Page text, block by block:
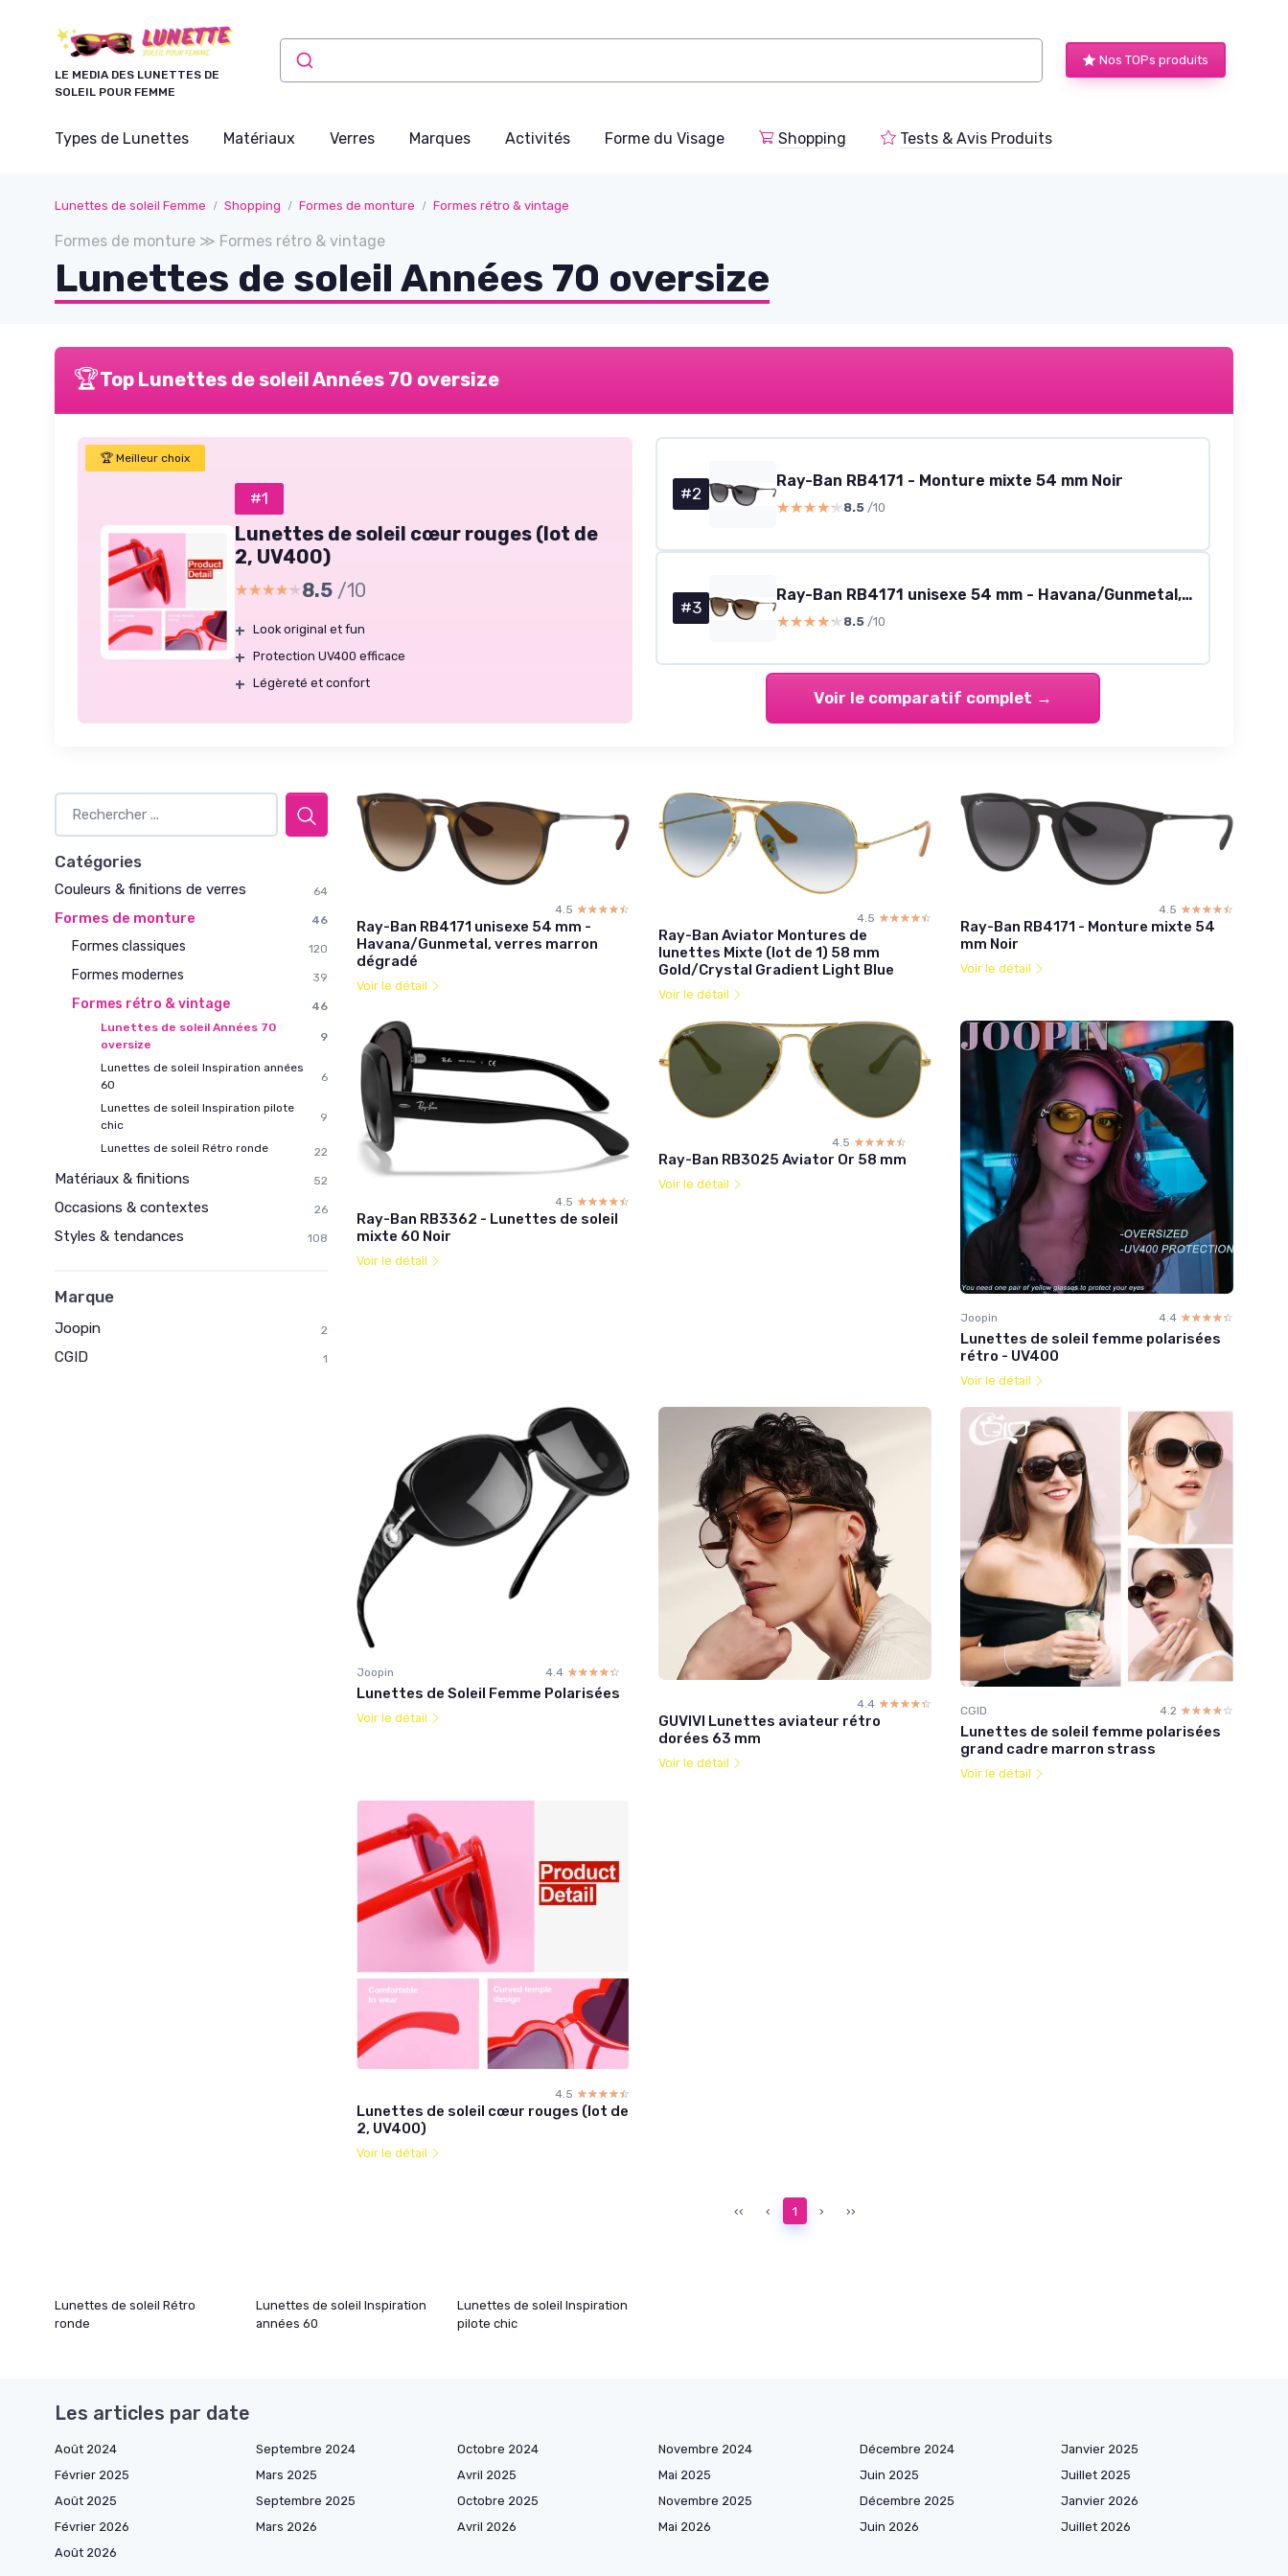
LE MEDIA DES LUNETTES DE
SOLEIL POUR FEMME
Nos TOPs produits
Types de Lunettes Matériaux Verres Marques Activités Forme du Visage Shopping Tests & Avis Produits
Lunettes de soleil Femme Shopping Formes de monture Formes rétro & vintage
Formes de monture ≫ Formes rétro & vintage
Lunettes de soleil Années 70 oversize
🏆Top Lunettes de soleil Années 70 oversize
🏆 Meilleur choix
#1
Lunettes de soleil cœur rouges (lot de
2, UV400)
★★★★★
★★★★★8.5 /10
+ Look original et fun
+ Protection UV400 efficace
+ Légèreté et confort
#2
Ray-Ban RB4171 - Monture mixte 54 mm Noir
★★★★★
★★★★★ 8.5 /10
#3
Ray-Ban RB4171 unisexe 54 mm - Havana/Gunmetal, verres marron dégradé
★★★★★
★★★★★ 8.5 /10
Voir le comparatif complet →
Catégories
Couleurs & finitions de verres 64
Formes de monture 46
Formes classiques 120
Formes modernes 39
Formes rétro & vintage
46
Lunettes de soleil Années 70
oversize
9
Lunettes de soleil Inspiration années
60
6
Lunettes de soleil Inspiration pilote
chic
9
Lunettes de soleil Rétro ronde 22
Matériaux & finitions 52
Occasions & contextes 26
Styles & tendances 108
Marque
Joopin 2
CGID 1
4.5 ☆☆☆☆☆
★★★★★
Ray-Ban RB4171 unisexe 54 mm -
Havana/Gunmetal, verres marron
dégradé
Voir le détail
4.5 ☆☆☆☆☆
★★★★★
Ray-Ban Aviator Montures de
lunettes Mixte (lot de 1) 58 mm
Gold/Crystal Gradient Light Blue
Voir le détail
4.5 ☆☆☆☆☆
★★★★★
Ray-Ban RB4171 - Monture mixte 54
mm Noir
Voir le détail
4.5 ☆☆☆☆☆
★★★★★
Ray-Ban RB3362 - Lunettes de soleil
mixte 60 Noir
Voir le détail
4.5 ☆☆☆☆☆
★★★★★
Ray-Ban RB3025 Aviator Or 58 mm
Voir le détail
Joopin 4.4 ☆☆☆☆☆
★★★★★
Lunettes de soleil femme polarisées
rétro - UV400
Voir le détail
Joopin 4.4 ☆☆☆☆☆
★★★★★
Lunettes de Soleil Femme Polarisées
Voir le détail
4.4 ☆☆☆☆☆
★★★★★
GUVIVI Lunettes aviateur rétro
dorées 63 mm
Voir le détail
CGID 4.2 ☆☆☆☆☆
★★★★★
Lunettes de soleil femme polarisées
grand cadre marron strass
Voir le détail
4.5 ☆☆☆☆☆
★★★★★
Lunettes de soleil cœur rouges (lot de
2, UV400)
Voir le détail
‹‹ ‹ 1 › ››
Lunettes de soleil Rétro
ronde
Lunettes de soleil Inspiration
années 60
Lunettes de soleil Inspiration
pilote chic
Les articles par date
Août 2024 Septembre 2024 Octobre 2024 Novembre 2024 Décembre 2024
Janvier 2025
Février 2025
Mars 2025 Avril 2025 Mai 2025 Juin 2025
Juillet 2025
Août 2025
Septembre 2025 Octobre 2025 Novembre 2025 Décembre 2025
Janvier 2026
Février 2026
Mars 2026 Avril 2026 Mai 2026 Juin 2026
Juillet 2026
Août 2026